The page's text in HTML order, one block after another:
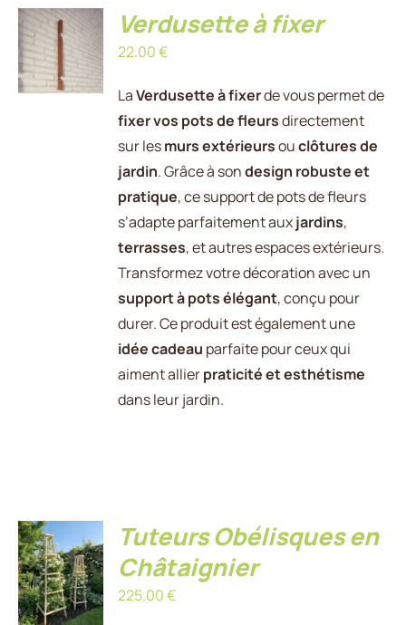
AJOUTER
AU
PANIER
/
DÉTAILS
Verdusette à fixer
22.00€
LaVerdusette à fixerde vous permet de
fixer vos pots de fleursdirectement
sur lesmurs extérieursouclôtures de
jardin. Grâce à sondesign robuste et
pratique, ce support de pots de fleurs
s’adapte parfaitement auxjardins,
terrasses, et autres espaces extérieurs.
Transformez votre décoration avec un
support à pots élégant, conçu pour
durer. Ce produit est également une
idée cadeau parfaite pour ceux qui
aiment allierpraticité et esthétisme
dans leur jardin.
AJOUTER
AU
PANIER
/
DÉTAILS
Tuteurs Obélisques en
Châtaignier
225.00€